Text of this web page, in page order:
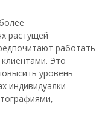
растущей
работать
Это
уровень
индивидуалки